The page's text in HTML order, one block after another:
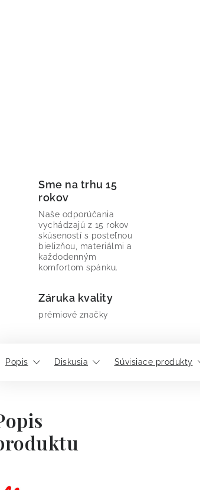
Sme na trhu 15
rokov
Naše odporúčania
vychádzajú z 15 rokov
skúseností s posteľnou
bielizňou, materiálmi a
každodenným
komfortom spánku.
Záruka kvality
prémiové značky
Popis Diskusia Súvisiace produkty